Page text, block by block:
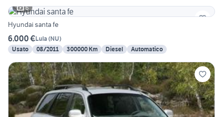
6
Hyundai santa fe
6.000 €Lula (NU)
Usato
08/2011 300000 Km Diesel Automatico